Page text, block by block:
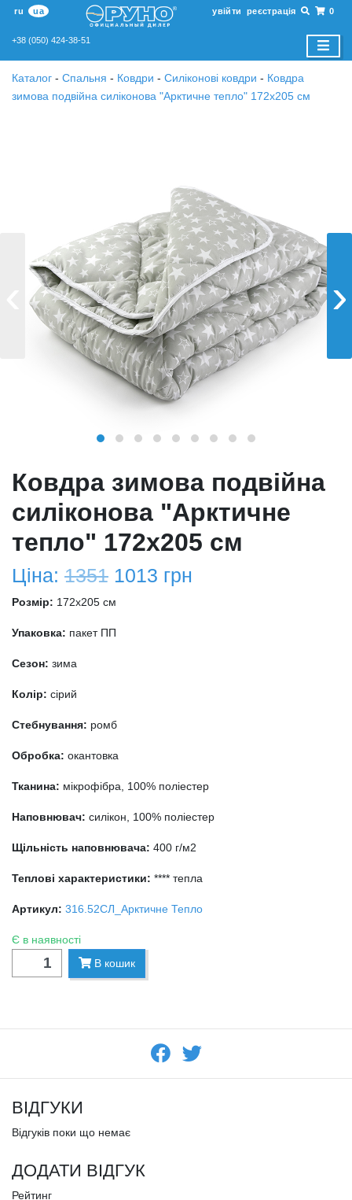
ru ua увійти реєстрація 0
+38 (050) 424-38-51
Каталог - Спальня - Ковдри - Силіконові ковдри - Ковдра
зимова подвійна силіконова "Арктичне тепло" 172х205 см
›
Ковдра зимова подвійна
силіконова "Арктичне
тепло" 172х205 см
Ціна: 1351 1013 грн
Розмір: 172x205 см
Упаковка: пакет ПП
Сезон: зима
Колір: сірий
Стебнування: ромб
Обробка: окантовка
Тканина: мікрофібра, 100% поліестер
Наповнювач: силікон, 100% поліестер
Щільність наповнювача: 400 г/м2
Теплові характеристики: **** тепла
Артикул: 316.52СЛ_Арктичне Тепло
Є в наявності
В кошик
ВІДГУКИ
Відгуків поки що немає
ДОДАТИ ВІДГУК
Рейтинг